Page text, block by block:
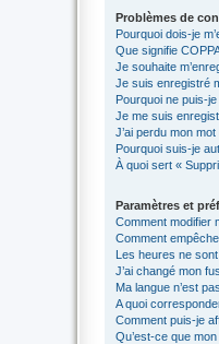
Problèmes de
Pourquoi dois-je
Que signifie
Je souhaite
Je suis enregistré
Pourquoi ne puis-
Je me suis
J’ai perdu mon
Pourquoi suis-je
À quoi sert «
Paramètres et
Comment modifier
Comment
Les heures ne
J’ai changé mon
Ma langue n’est
A quoi
Comment puis-je
Qu’est-ce que